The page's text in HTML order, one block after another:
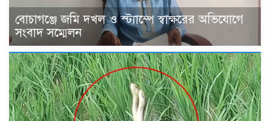
বোচাগঞ্জে জমি দখল ও স্ট্যাম্পে স্বাক্ষরের অভিযোগে
সংবাদ সম্মেলন